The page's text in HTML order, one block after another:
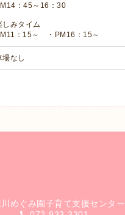
：45～16：30
しみタイム
：15～ ・PM16：15～
場なし
めぐみ園子育て支援センター